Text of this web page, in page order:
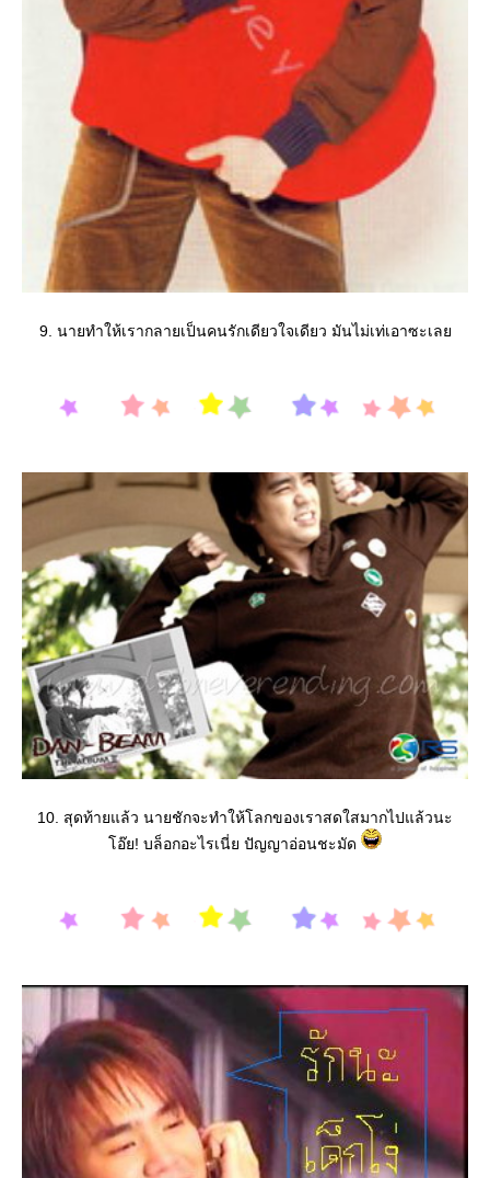
9. นายทำให้เรากลายเป็นคนรักเดียวใจเดียว มันไม่เท่เอาซะเล
10. สุดท้ายแล้ว นายชักจะทำให้โลกของเราสดใสมากไปแล้วนะ
อ๊ย! บล็อกอะไรเนี่ย ปัญญาอ่อนชะมัด